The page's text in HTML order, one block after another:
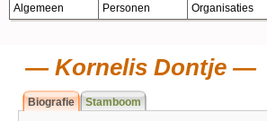
Algemeen Personen Organisaties
Kornelis Dontje
Biografie Stamboom